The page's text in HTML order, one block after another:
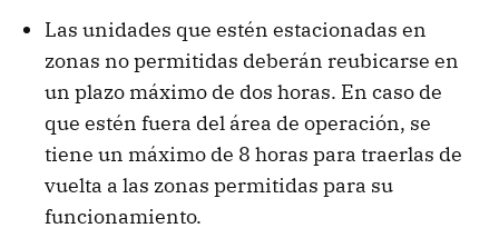
Las unidades que estén estacionadas en
zonas no permitidas deberán reubicarse en
un plazo máximo de dos horas. En caso de
que estén fuera del área de operación, se
tiene un máximo de 8 horas para traerlas de
vuelta a las zonas permitidas para su
funcionamiento.